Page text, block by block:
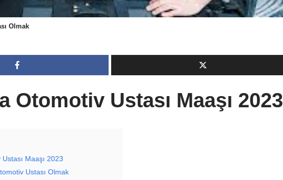
Olmak
Otomotiv Ustası Maaşı 2023
Maaşı 2023
Ustası Olmak